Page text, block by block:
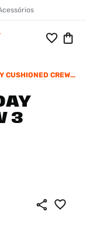
CUSHIONED CREW 3
3